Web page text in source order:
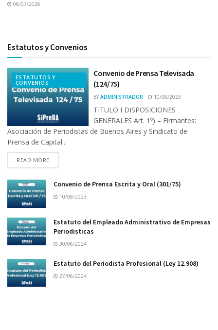
06/07/2026
Estatutos y Convenios
ESTATUTOS Y
CONVENIOS
Convenio de Prensa Televisada
(124/75)
BY ADMINISTRADOR 10/08/2023
TITULO I DISPOSICIONES
GENERALES Art. 1º) – Firmantes:
Asociación de Periodistas de Buenos Aires y Sindicato de
Prensa de Capital...
READ MORE
Convenio de Prensa Escrita y Oral (301/75)
10/08/2023
Estatuto del Empleado Administrativo de Empresas
Periodisticas
30/06/2024
Estatuto del Periodista Profesional (Ley 12.908)
27/06/2024